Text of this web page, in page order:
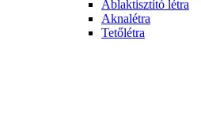
Ablaktisztító létra
Aknalétra
Tetőlétra